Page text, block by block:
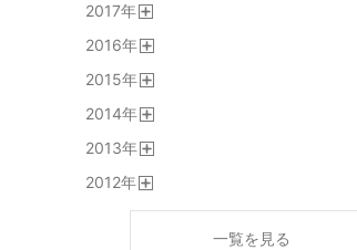
2017年
2016年
2015年
2014年
2013年
2012年
一覧を見る